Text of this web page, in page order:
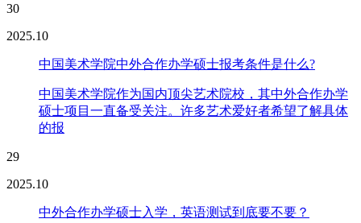
30
2025.10
中国美术学院中外合作办学硕士报考条件是什么?
中国美术学院作为国内顶尖艺术院校，其中外合作办学
硕士项目一直备受关注。许多艺术爱好者希望了解具体
的报
29
2025.10
中外合作办学硕士入学，英语测试到底要不要？